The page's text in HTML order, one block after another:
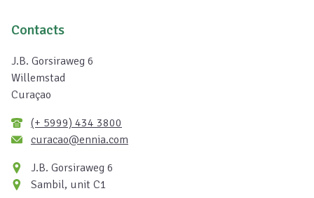
Contacts
J.B. Gorsiraweg 6
Willemstad
Curaçao
(+ 5999) 434 3800
curacao@ennia.com
J.B. Gorsiraweg 6
Sambil, unit C1